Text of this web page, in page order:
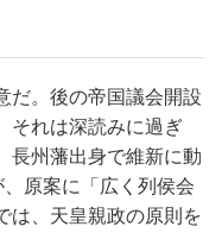
。後の帝国議会開設
それは深読みに過ぎ
長州藩出身で維新に動
原案に「広く列侯会
は、天皇親政の原則を